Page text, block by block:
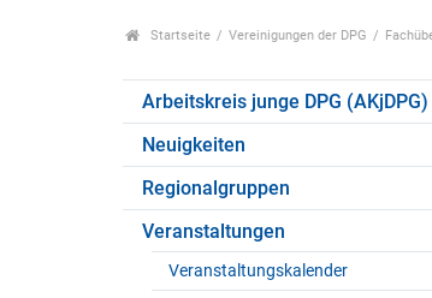
Startseite Vereinigungen der DPG
Arbeitskreis junge DPG (AKjDPG)
Neuigkeiten
Regionalgruppen
Veranstaltungen
Veranstaltungskalender